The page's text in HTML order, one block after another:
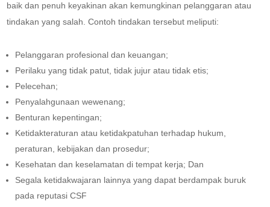
baik dan penuh keyakinan akan kemungkinan pelanggaran atau
tindakan yang salah. Contoh tindakan tersebut meliputi:
Pelanggaran profesional dan keuangan;
Perilaku yang tidak patut, tidak jujur ​​atau tidak etis;
Pelecehan;
Penyalahgunaan wewenang;
Benturan kepentingan;
Ketidakteraturan atau ketidakpatuhan terhadap hukum,
peraturan, kebijakan dan prosedur;
Kesehatan dan keselamatan di tempat kerja; Dan
Segala ketidakwajaran lainnya yang dapat berdampak buruk
pada reputasi CSF